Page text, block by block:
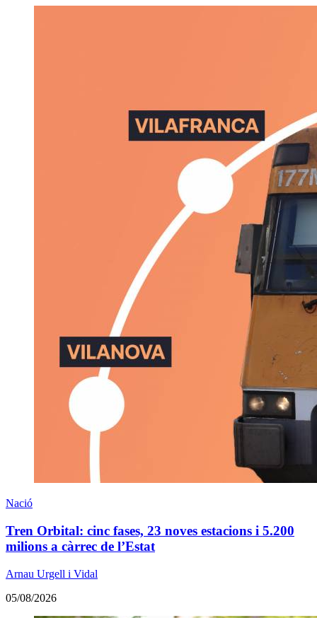
Nació
Tren Orbital: cinc fases, 23 noves estacions i 5.200
milions a càrrec de l’Estat
Arnau Urgell i Vidal
05/08/2026